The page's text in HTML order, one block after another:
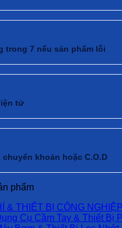
trong 7 nếu sản phẩm lỗi
tử
khoản hoặc C.O.D
phẩm
& THIẾT BỊ CÔNG
Cụ Cầm Tay & Thiết Bị